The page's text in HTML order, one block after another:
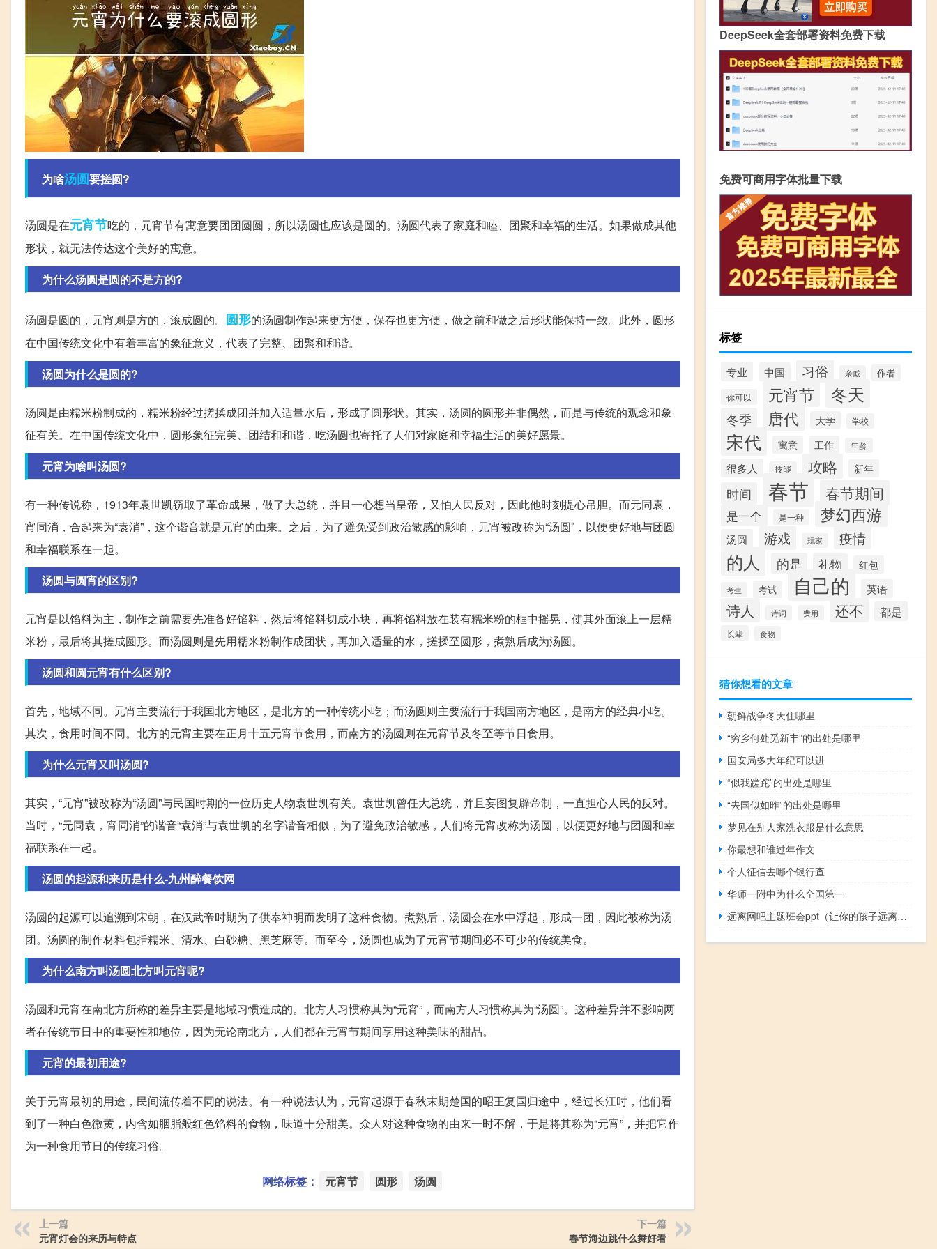
为啥汤圆要搓圆?
汤圆是在元宵节吃的，元宵节有寓意要团团圆圆，所以汤圆也应该是圆的。汤圆代表了家庭和睦、团聚和幸福的生活。如果做成其他
形状，就无法传达这个美好的寓意。
为什么汤圆是圆的不是方的?
汤圆是圆的，元宵则是方的，滚成圆的。 圆形的汤圆制作起来更方便，保存也更方便，做之前和做之后形状能保持一致。此外，圆形
在中国传统文化中有着丰富的象征意义，代表了完整、团聚和和谐。
汤圆为什么是圆的?
汤圆是由糯米粉制成的，糯米粉经过搓揉成团并加入适量水后，形成了圆形状。其实，汤圆的圆形并非偶然，而是与传统的观念和象
征有关。在中国传统文化中，圆形象征完美、团结和和谐，吃汤圆也寄托了人们对家庭和幸福生活的美好愿景。
元宵为啥叫汤圆?
有一种传说称，1913年袁世凯窃取了革命成果，做了大总统，并且一心想当皇帝，又怕人民反对，因此他时刻提心吊胆。而元同袁，
宵同消，合起来为“袁消”，这个谐音就是元宵的由来。之后，为了避免受到政治敏感的影响，元宵被改称为“汤圆”，以便更好地与团圆
和幸福联系在一起。
汤圆与圆宵的区别?
元宵是以馅料为主，制作之前需要先准备好馅料，然后将馅料切成小块，再将馅料放在装有糯米粉的框中摇晃，使其外面滚上一层糯
米粉，最后将其搓成圆形。而汤圆则是先用糯米粉制作成团状，再加入适量的水，搓揉至圆形，煮熟后成为汤圆。
汤圆和圆元宵有什么区别?
首先，地域不同。元宵主要流行于我国北方地区，是北方的一种传统小吃；而汤圆则主要流行于我国南方地区，是南方的经典小吃。
其次，食用时间不同。北方的元宵主要在正月十五元宵节食用，而南方的汤圆则在元宵节及冬至等节日食用。
为什么元宵又叫汤圆?
其实，“元宵”被改称为“汤圆”与民国时期的一位历史人物袁世凯有关。袁世凯曾任大总统，并且妄图复辟帝制，一直担心人民的反对。
当时，“元同袁，宵同消”的谐音“袁消”与袁世凯的名字谐音相似，为了避免政治敏感，人们将元宵改称为汤圆，以便更好地与团圆和幸
福联系在一起。
汤圆的起源和来历是什么-九州醉餐饮网
汤圆的起源可以追溯到宋朝，在汉武帝时期为了供奉神明而发明了这种食物。煮熟后，汤圆会在水中浮起，形成一团，因此被称为汤
团。汤圆的制作材料包括糯米、清水、白砂糖、黑芝麻等。而至今，汤圆也成为了元宵节期间必不可少的传统美食。
为什么南方叫汤圆北方叫元宵呢?
汤圆和元宵在南北方所称的差异主要是地域习惯造成的。北方人习惯称其为“元宵”，而南方人习惯称其为“汤圆”。这种差异并不影响两
者在传统节日中的重要性和地位，因为无论南北方，人们都在元宵节期间享用这种美味的甜品。
元宵的最初用途?
关于元宵最初的用途，民间流传着不同的说法。有一种说法认为，元宵起源于春秋末期楚国的昭王复国归途中，经过长江时，他们看
到了一种白色微黄，内含如胭脂般红色馅料的食物，味道十分甜美。众人对这种食物的由来一时不解，于是将其称为“元宵”，并把它作
为一种食用节日的传统习俗。
网络标签： 元宵节 圆形 汤圆
上一篇
元宵灯会的来历与特点
下一篇
春节海边跳什么舞好看
DeepSeek全套部署资料免费下载
免费可商用字体批量下载
标签
专业 中国 习俗 亲戚 作者
你可以 元宵节 冬天
冬季 唐代 大学 学校
宋代 寓意 工作 年龄
很多人 技能 攻略 新年
时间 春节 春节期间
是一个 是一种 梦幻西游
汤圆 游戏 玩家 疫情
的人 的是 礼物 红包
考生 考试 自己的 英语
诗人 诗词 费用 还不 都是
长辈 食物
猜你想看的文章
朝鲜战争冬天住哪里
“穷乡何处觅新丰”的出处是哪里
国安局多大年纪可以进
“似我蹉跎”的出处是哪里
“去国似如昨”的出处是哪里
梦见在别人家洗衣服是什么意思
你最想和谁过年作文
个人征信去哪个银行查
华师一附中为什么全国第一
远离网吧主题班会ppt（让你的孩子远离网吧・解读陶宏开简介）